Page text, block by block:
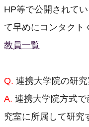
HP等で公開されて
て早めにコンタクト
教員一覧
Q. 連携大学院の研
A. 連携大学院方式
究室に所属して研究